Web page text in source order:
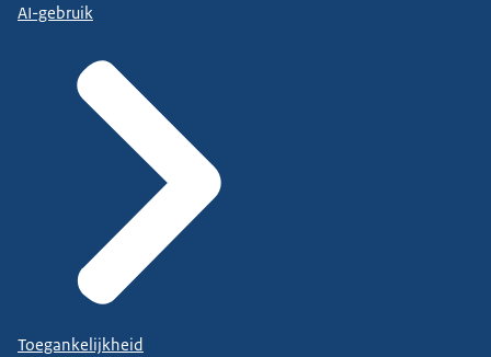
AI-gebruik
Toegankelijkheid